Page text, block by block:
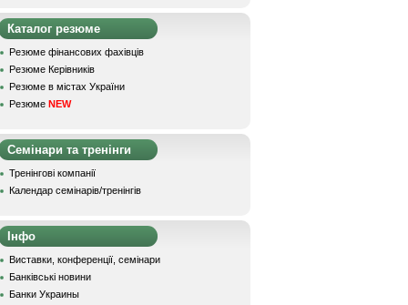
Каталог резюме
Резюме фінансових фахівців
Резюме Керівників
Резюме в містах України
Резюме NEW
Семінари та тренінги
Тренінгові компанії
Календар семінарів/тренінгів
Інфо
Виставки, конференції, семінари
Банківські новини
Банки Украины